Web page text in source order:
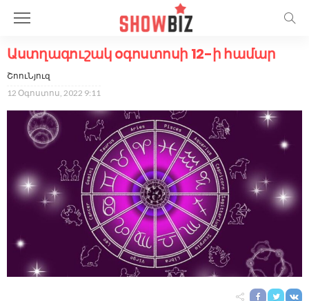
Աստղագուշակ օգոստոսի 12-ի համար
ՇոուՆյուզ
12 Օգոստոս, 2022 9:11